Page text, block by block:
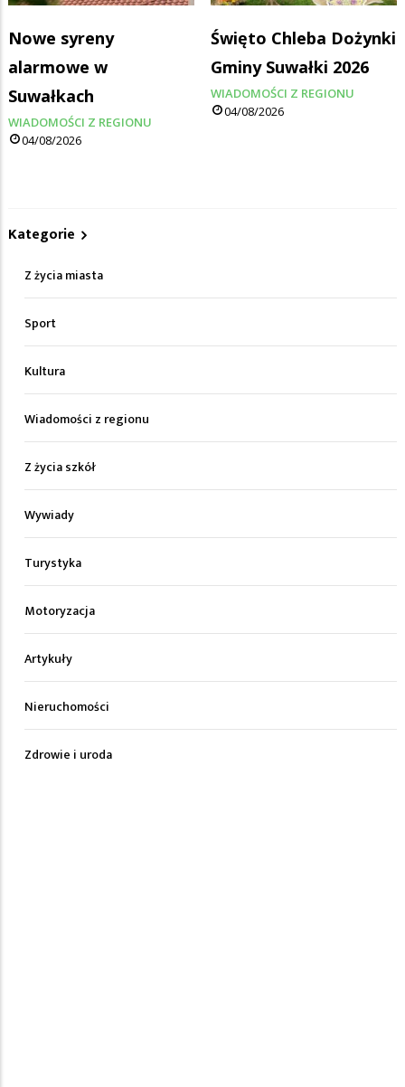
Nowe syreny
alarmowe w
Suwałkach
WIADOMOŚCI Z REGIONU
04/08/2026
Święto Chleba Dożynki
Gminy Suwałki 2026
WIADOMOŚCI Z REGIONU
04/08/2026
Kategorie
Z życia miasta
Sport
Kultura
Wiadomości z regionu
Z życia szkół
Wywiady
Turystyka
Motoryzacja
Artykuły
Nieruchomości
Zdrowie i uroda